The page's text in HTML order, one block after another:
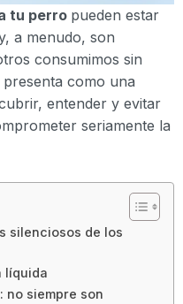
tu perro pueden estar
a menudo, son
consumimos sin
como una
entender y evitar
seriamente la
silenciosos de los
líquida
no siempre son